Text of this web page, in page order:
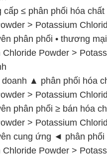
doanh ▲ phân phối hóa
> Potassium
phân phối ≥ bán hóa
> Potassium
cung ứng ◄ phân phối
Chloride Powder >
cung cấp ■ phân
Chloride Powder >